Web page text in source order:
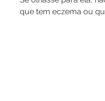
que tem eczema ou